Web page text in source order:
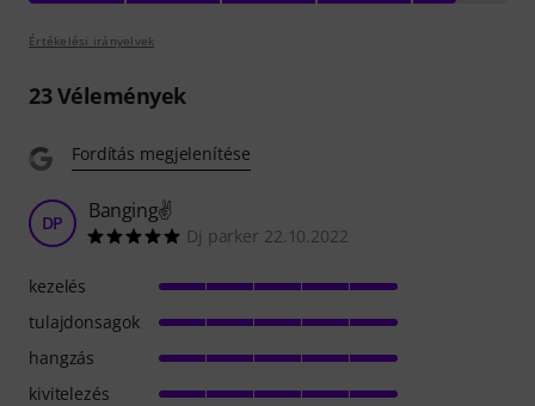
Értékelési irányelvek
23Vélemények
Fordítás megjelenítése
DP Banging✌️
Dj parker 22.10.2022
kezelés
tulajdonsagok
hangzás
kivitelezés